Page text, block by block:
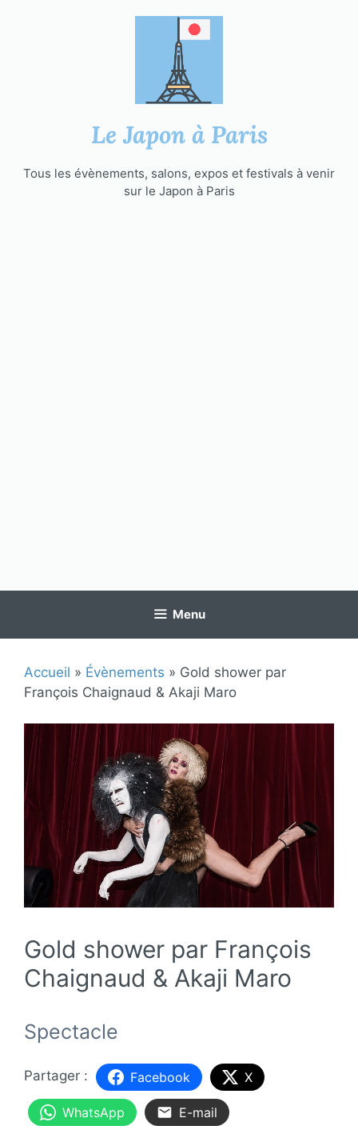
Le Japon à Paris
Tous les évènements, salons, expos et festivals à venir
sur le Japon à Paris
Menu
Accueil » Évènements » Gold shower par
François Chaignaud & Akaji Maro
Gold shower par François
Chaignaud & Akaji Maro
Spectacle
Facebook X
WhatsApp E-mail